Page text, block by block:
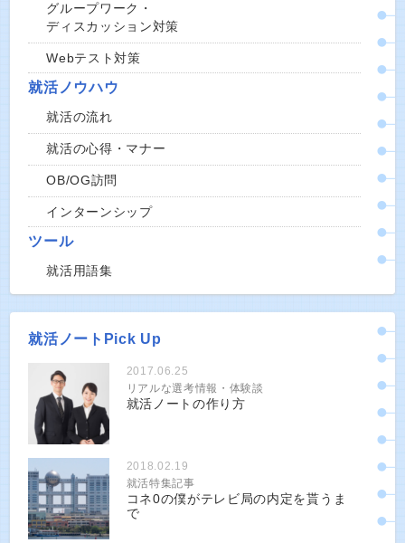
グループワーク・
ディスカッション対策
Webテスト対策
就活ノウハウ
就活の流れ
就活の心得・マナー
OB/OG訪問
インターンシップ
ツール
就活用語集
就活ノートPick Up
2017.06.25
リアルな選考情報・体験談
就活ノートの作り方
2018.02.19
就活特集記事
コネ0の僕がテレビ局の内定を貰うま
で